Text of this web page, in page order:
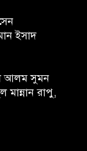
ইসাদ
আলম সুমন
মান্নান রাপু,